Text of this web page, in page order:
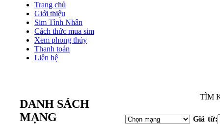
Trang chủ
Giới thiệu
Sim Tình Nhân
Cách thức mua sim
Xem phong thủy
Thanh toán
Liên hệ
DANH SÁCH
MẠNG
TÌM
Giá từ: